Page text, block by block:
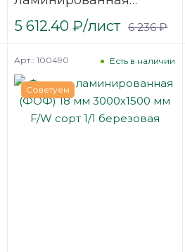
(ФОФ) 18 мм 3000х1500
мм F/F сорт 1/1
5 612.40 ₽/лист 6 236₽
Советуем
Есть в наличии
Арт.: 100490